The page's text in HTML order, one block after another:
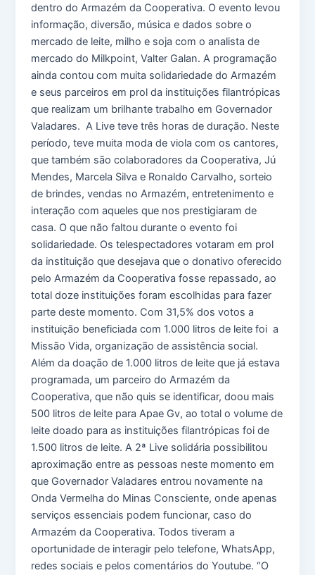
dentro do Armazém da Cooperativa. O evento levou
informação, diversão, música e dados sobre o
mercado de leite, milho e soja com o analista de
mercado do Milkpoint, Valter Galan. A programação
ainda contou com muita solidariedade do Armazém
e seus parceiros em prol da instituições filantrópicas
que realizam um brilhante trabalho em Governador
Valadares. A Live teve três horas de duração. Neste
período, teve muita moda de viola com os cantores,
que também são colaboradores da Cooperativa, Jú
Mendes, Marcela Silva e Ronaldo Carvalho, sorteio
de brindes, vendas no Armazém, entretenimento e
interação com aqueles que nos prestigiaram de
casa. O que não faltou durante o evento foi
solidariedade. Os telespectadores votaram em prol
da instituição que desejava que o donativo oferecido
pelo Armazém da Cooperativa fosse repassado, ao
total doze instituições foram escolhidas para fazer
parte deste momento. Com 31,5% dos votos a
instituição beneficiada com 1.000 litros de leite foi a
Missão Vida, organização de assistência social.
Além da doação de 1.000 litros de leite que já estava
programada, um parceiro do Armazém da
Cooperativa, que não quis se identificar, doou mais
500 litros de leite para Apae Gv, ao total o volume de
leite doado para as instituições filantrópicas foi de
1.500 litros de leite. A 2ª Live solidária possibilitou
aproximação entre as pessoas neste momento em
que Governador Valadares entrou novamente na
Onda Vermelha do Minas Consciente, onde apenas
serviços essenciais podem funcionar, caso do
Armazém da Cooperativa. Todos tiveram a
oportunidade de interagir pelo telefone, WhatsApp,
redes sociais e pelos comentários do Youtube. “O